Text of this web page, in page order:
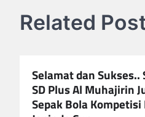
Related
Selamat dan Sukses..
SD Plus Al Muhajirin
Sepak Bola Kompetisi